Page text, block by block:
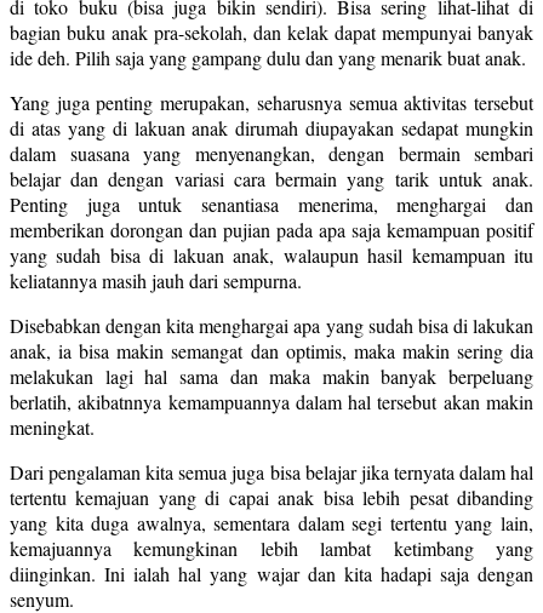
di toko buku (bisa juga bikin sendiri). Bisa sering lihat-lihat di
bagian buku anak pra-sekolah, dan kelak dapat mempunyai banyak
ide deh. Pilih saja yang gampang dulu dan yang menarik buat anak.
Yang juga penting merupakan, seharusnya semua aktivitas tersebut
di atas yang di lakuan anak dirumah diupayakan sedapat mungkin
dalam suasana yang menyenangkan, dengan bermain sembari
belajar dan dengan variasi cara bermain yang tarik untuk anak.
Penting juga untuk senantiasa menerima, menghargai dan
memberikan dorongan dan pujian pada apa saja kemampuan positif
yang sudah bisa di lakuan anak, walaupun hasil kemampuan itu
keliatannya masih jauh dari sempurna.
Disebabkan dengan kita menghargai apa yang sudah bisa di lakukan
anak, ia bisa makin semangat dan optimis, maka makin sering dia
melakukan lagi hal sama dan maka makin banyak berpeluang
berlatih, akibatnnya kemampuannya dalam hal tersebut akan makin
meningkat.
Dari pengalaman kita semua juga bisa belajar jika ternyata dalam hal
tertentu kemajuan yang di capai anak bisa lebih pesat dibanding
yang kita duga awalnya, sementara dalam segi tertentu yang lain,
kemajuannya kemungkinan lebih lambat ketimbang yang
diinginkan. Ini ialah hal yang wajar dan kita hadapi saja dengan
senyum.